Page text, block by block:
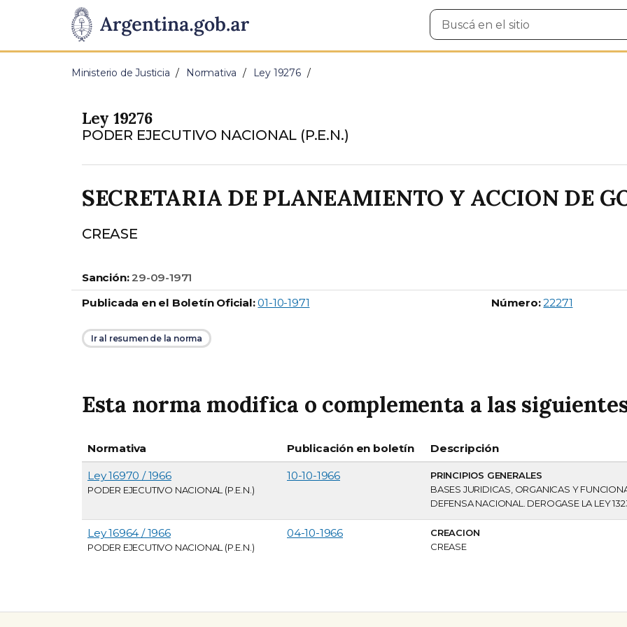
Presidencia
de
Pasar al contenido principal
Buscar
en
Ministerio de Justicia Normativa Ley 19276
Ley 19276
PODER EJECUTIVO NACIONAL (P.E.N.)
SECRETARIA DE PLANEAMIENTO Y ACCION DE
CREASE
Sanción: 29-09-1971
Publicada en el Boletín Oficial: 01-10-1971 Número: 22271
Ir al resumen de la norma
Esta norma modifica o complementa a las
Normativa Publicación en boletín Descripción
Ley 16970 / 1966
PODER EJECUTIVO NACIONAL (P.E.N.)
10-10-1966
PRINCIPIOS GENERALES
BASES JURIDICAS, ORGANICAS Y
DEFENSA NACIONAL. DEROGASE LA LEY
Ley 16964 / 1966
PODER EJECUTIVO NACIONAL (P.E.N.)
04-10-1966
CREACION
CREASE